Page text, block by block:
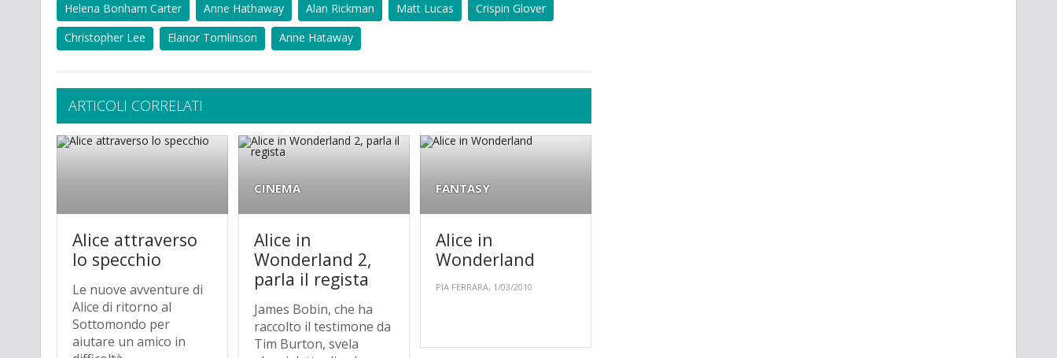
Helena Bonham Carter
Anne Hathaway Alan Rickman Matt Lucas
Crispin Glover
Christopher Lee
Elanor Tomlinson Anne Hataway
ARTICOLI CORRELATI
Alice attraverso
lo specchio
Le nuove avventure di
Alice di ritorno al
Sottomondo per
aiutare un amico in
CINEMA
Alice in
Wonderland 2,
parla il regista
James Bobin, che ha
raccolto il testimone da
Tim Burton, svela
FANTASY
Alice in
Wonderland
PIA FERRARA, 1/03/2010